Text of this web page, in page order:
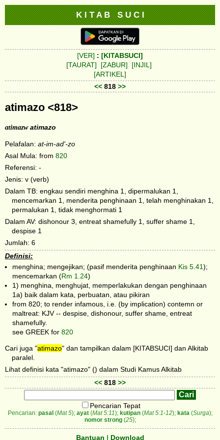
K I T A B S U C I
[VER] : [KITABSUCI]
[TAURAT]
[ZABUR]
[INJIL]
[ARTIKEL]
<< 818 >>
atimazo <818>
atimazwatimazo
Pelafalan: at-im-ad'-zo
Asal Mula: from 820
Referensi: -
Jenis: v (verb)
Dalam TB: engkau sendiri menghina 1, dipermalukan 1,
mencemarkan 1, menderita penghinaan 1, telah menghinakan 1,
permalukan 1, tidak menghormati 1
Dalam AV: dishonour 3, entreat shamefully 1, suffer shame 1,
despise 1
Jumlah: 6
Definisi:
menghina; mengejikan; (pasif menderita penghinaan Kis 5.41);
mencemarkan (Rm 1.24)
1) menghina, menghujat, memperlakukan dengan penghinaan
1a) baik dalam kata, perbuatan, atau pikiran
from 820; to render infamous, i.e. (by implication) contemn or
maltreat: KJV -- despise, dishonour, suffer shame, entreat
shamefully.
see GREEK for 820
Cari juga "atimazo" dan tampilkan dalam [KITABSUCI] dan Alkitab
paralel.
Lihat definisi kata "atimazo" () dalam Studi Kamus Alkitab
<< 818 >>
Pencarian Tepat
Pencarian: pasal (Mat 5); ayat(Mat 5:11); kutipan(Mat 5:1-12); kata(Surga);
nomor strong(25);
Bantuan | Download